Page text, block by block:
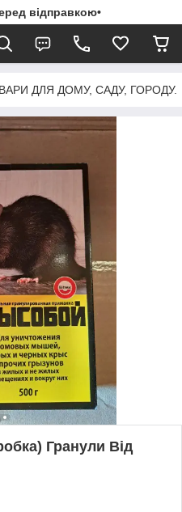
відправкою•
ДЛЯ ДОМУ, САДУ, ГОРОДУ.
Гранули Від